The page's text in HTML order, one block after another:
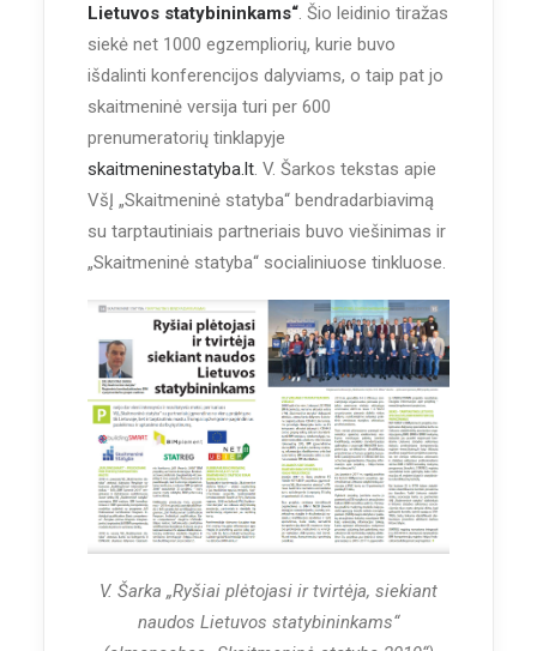
Lietuvos statybininkams“. Šio leidinio tiražas
siekė net 1000 egzempliorių, kurie buvo
išdalinti konferencijos dalyviams, o taip pat jo
skaitmeninė versija turi per 600
prenumeratorių tinklapyje
skaitmeninestatyba.lt. V. Šarkos tekstas apie
VšĮ „Skaitmeninė statyba“ bendradarbiavimą
su tarptautiniais partneriais buvo viešinimas ir
„Skaitmeninė statyba“ socialiniuose tinkluose.
V. Šarka „Ryšiai plėtojasi ir tvirtėja, siekiant
naudos Lietuvos statybininkams“